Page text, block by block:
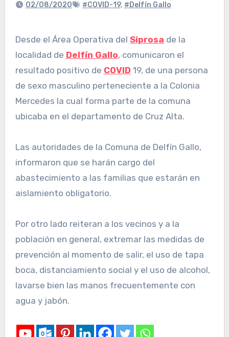
02/08/2020 #COVID-19, #Delfín Gallo
Desde el Área Operativa del Siprosa de la
localidad de Delfín Gallo, comunicaron el
resultado positivo de COVID 19, de una persona
de sexo masculino perteneciente a la Colonia
Mercedes la cual forma parte de la comuna
ubicaba en el departamento de Cruz Alta.
Las autoridades de la Comuna de Delfín Gallo,
informaron que se harán cargo del
abastecimiento a las familias que estarán en
aislamiento obligatorio.
Por otro lado reiteran a los vecinos y a la
población en general, extremar las medidas de
prevención al momento de salir, el uso de tapa
boca, distanciamiento social y el uso de alcohol,
lavarse bien las manos frecuentemente con
agua y jabón.